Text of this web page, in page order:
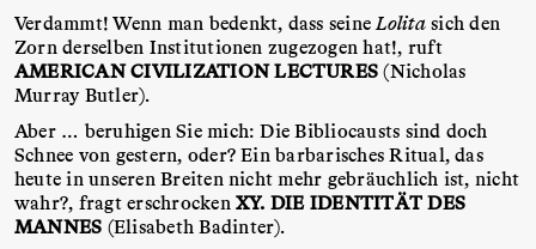
Verdammt! Wenn man bedenkt, dass seine Lolitasich den
Zorn derselben Institutionen zugezogen hat!, ruft
AMERICAN CIVILIZATION LECTURES (Nicholas
Murray Butler).
Aber … beruhigen Sie mich: Die Bibliocausts sind doch
Schnee von gestern, oder? Ein barbarisches Ritual, das
heute in unseren Breiten nicht mehr gebräuchlich ist, nicht
wahr?, fragt erschrockenXY. DIE IDENTITÄT DES
MANNES (Elisabeth Badinter).